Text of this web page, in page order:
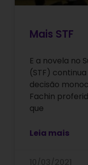
Mais STF
E a novela no
(STF)
decisão
Fachin
que
Leia mais